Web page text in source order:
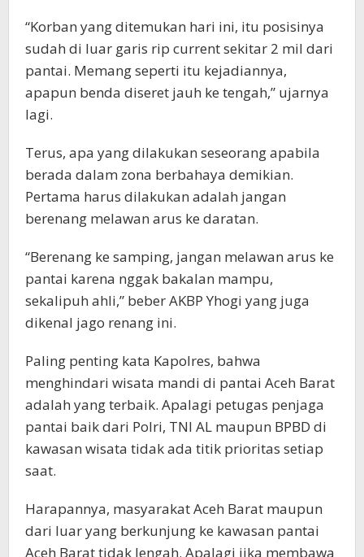
“Korban yang ditemukan hari ini, itu posisinya
sudah di luar garis rip current sekitar 2 mil dari
pantai. Memang seperti itu kejadiannya,
apapun benda diseret jauh ke tengah,” ujarnya
lagi.
Terus, apa yang dilakukan seseorang apabila
berada dalam zona berbahaya demikian.
Pertama harus dilakukan adalah jangan
berenang melawan arus ke daratan.
“Berenang ke samping, jangan melawan arus ke
pantai karena nggak bakalan mampu,
sekalipuh ahli,” beber AKBP Yhogi yang juga
dikenal jago renang ini.
Paling penting kata Kapolres, bahwa
menghindari wisata mandi di pantai Aceh Barat
adalah yang terbaik. Apalagi petugas penjaga
pantai baik dari Polri, TNI AL maupun BPBD di
kawasan wisata tidak ada titik prioritas setiap
saat.
Harapannya, masyarakat Aceh Barat maupun
dari luar yang berkunjung ke kawasan pantai
Aceh Barat tidak lengah. Apalagi jika membawa